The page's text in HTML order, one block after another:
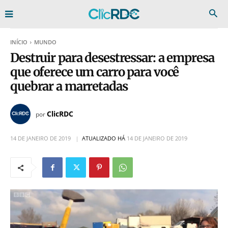
INÍCIO MUNDO
Destruir para desestressar: a empresa
que oferece um carro para você
quebrar a marretadas
porClicRDC
14 DE JANEIRO DE 2019 ATUALIZADO HÁ 14 DE JANEIRO DE 2019